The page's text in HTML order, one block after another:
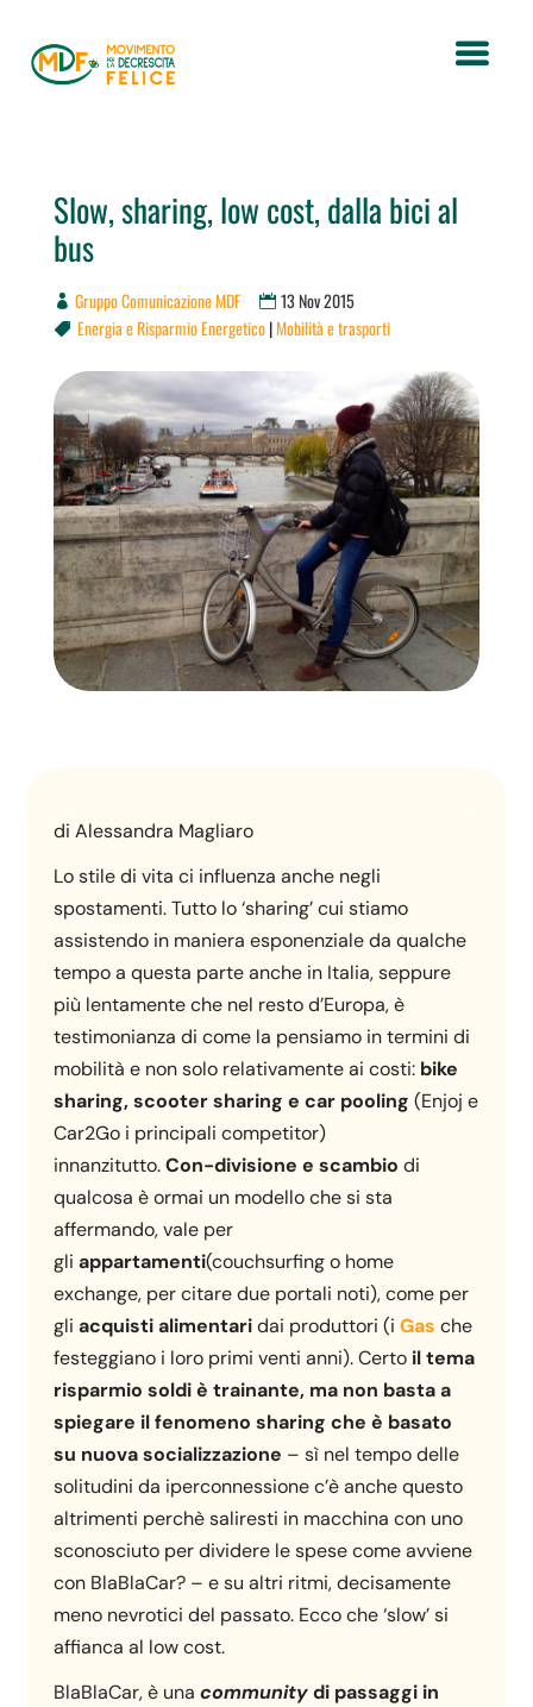
Slow, sharing, low cost, dalla bici al
bus
Gruppo Comunicazione MDF 13 Nov 2015
 Energia e Risparmio Energetico|Mobilità e trasporti
di Alessandra Magliaro
Lo stile di vita ci influenza anche negli
spostamenti. Tutto lo ‘sharing’ cui stiamo
assistendo in maniera esponenziale da qualche
tempo a questa parte anche in Italia, seppure
più lentamente che nel resto d’Europa, è
testimonianza di come la pensiamo in termini di
mobilità e non solo relativamente ai costi: bike
sharing, scooter sharing e car pooling (Enjoj e
Car2Go i principali competitor)
innanzitutto.Con-divisione e scambio di
qualcosa è ormai un modello che si sta
affermando, vale per
gliappartamenti(couchsurfing o home
exchange, per citare due portali noti), come per
gliacquisti alimentaridai produttori (iGas che
festeggiano i loro primi venti anni). Certo il tema
risparmio soldi è trainante, ma non basta a
spiegare il fenomeno sharing che è basato
su nuova socializzazione – sì nel tempo delle
solitudini da iperconnessione c’è anche questo
altrimenti perchè saliresti in macchina con uno
sconosciuto per dividere le spese come avviene
con BlaBlaCar? – e su altri ritmi, decisamente
meno nevrotici del passato. Ecco che ‘slow’ si
affianca al low cost.
BlaBlaCar, è unacommunitydi passaggi in